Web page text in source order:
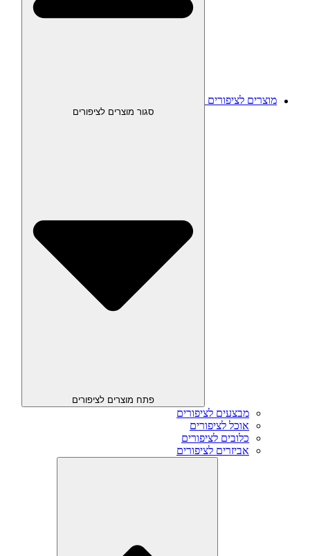
מוצרים לציפורים
סגור מוצרים לציפורים
פתח מוצרים לציפורים
מבצעים לציפורים
אוכל לציפורים
כלובים לציפורים
אביזרים לציפורים